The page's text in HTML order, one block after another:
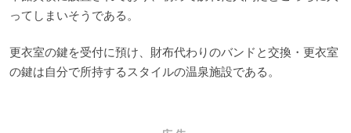
ってしまいそうである。
更衣室の鍵を受付に預け、財布代わりのバンドと交換・更衣室
の鍵は自分で所持するスタイルの温泉施設である。